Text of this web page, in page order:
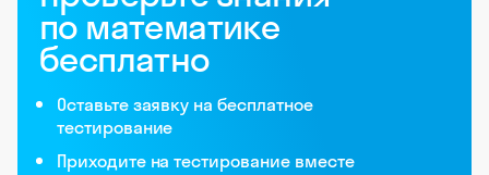
по математике
бесплатно
Оставьте заявку на бесплатное
тестирование
Приходите на тестирование вместе